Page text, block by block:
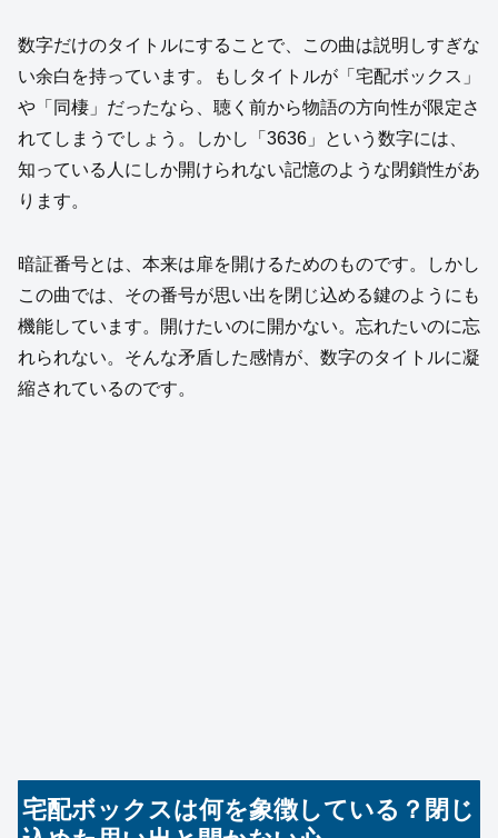
数字だけのタイトルにすることで、この曲は説明しすぎな
い余白を持っています。もしタイトルが「宅配ボックス」
や「同棲」だったなら、聴く前から物語の方向性が限定さ
れてしまうでしょう。しかし「3636」という数字には、
知っている人にしか開けられない記憶のような閉鎖性があ
ります。
暗証番号とは、本来は扉を開けるためのものです。しかし
この曲では、その番号が思い出を閉じ込める鍵のようにも
機能しています。開けたいのに開かない。忘れたいのに忘
れられない。そんな矛盾した感情が、数字のタイトルに凝
縮されているのです。
宅配ボックスは何を象徴している？閉じ